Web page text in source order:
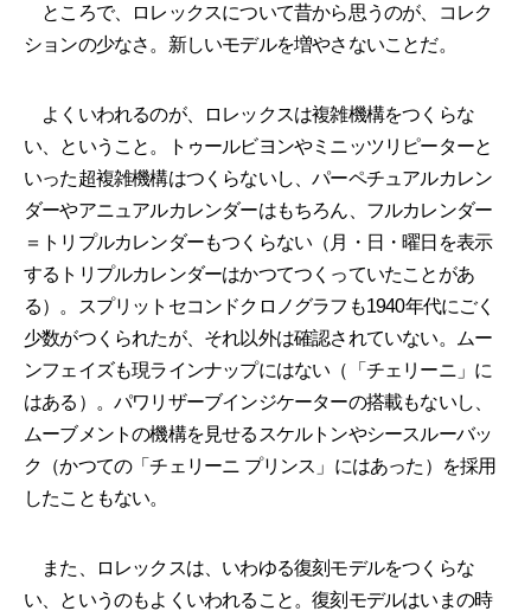
ところで、ロレックスについて昔から思うのが、コレク
ションの少なさ。新しいモデルを増やさないことだ。
よくいわれるのが、ロレックスは複雑機構をつくらな
い、ということ。トゥールビヨンやミニッツリピーターと
いった超複雑機構はつくらないし、パーペチュアルカレン
ダーやアニュアルカレンダーはもちろん、フルカレンダー
＝トリプルカレンダーもつくらない（月・日・曜日を表示
するトリプルカレンダーはかつてつくっていたことがあ
る）。スプリットセコンドクロノグラフも1940年代にごく
少数がつくられたが、それ以外は確認されていない。ムー
ンフェイズも現ラインナップにはない（「チェリーニ」に
はある）。パワリザーブインジケーターの搭載もないし、
ムーブメントの機構を見せるスケルトンやシースルーバッ
ク（かつての「チェリーニ プリンス」にはあった）を採用
したこともない。
また、ロレックスは、いわゆる復刻モデルをつくらな
い、というのもよくいわれること。復刻モデルはいまの時